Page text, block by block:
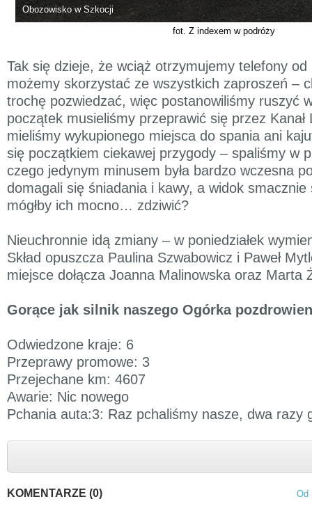
Obozowisko w Szkocji
fot. Z indexem w podróży
Tak się dzieje, że wciąż otrzymujemy telefony
możemy skorzystać ze wszystkich zaproszeń –
trochę pozwiedzać, więc postanowiliśmy ruszyć
początek musieliśmy przeprawić się przez Kanał
mieliśmy wykupionego miejsca do spania ani
się początkiem ciekawej przygody – spaliśmy w
czego jedynym minusem była bardzo wczesna
domagali się śniadania i kawy, a widok
mógłby ich mocno… zdziwić?
Nieuchronnie idą zmiany – w poniedziałek
Skład opuszcza Paulina Szwabowicz i Paweł
miejsce dołącza Joanna Malinowska oraz Marta
Gorące jak silnik naszego Ogórka
Odwiedzone kraje: 6
Przeprawy promowe: 3
Przejechane km: 4607
Awarie: Nic nowego
Pchania auta:3: Raz pchaliśmy nasze, dwa razy
KOMENTARZE (0) Od